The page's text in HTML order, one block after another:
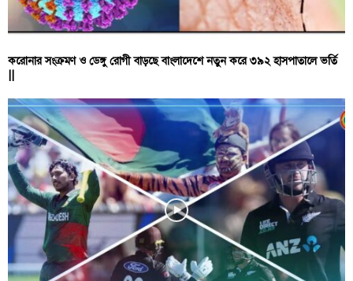
করোনার সংক্রমণ ও ডেঙ্গু রোগী বাড়ছে বাংলাদেশে নতুন করে ৩৯২ হাসপাতালে ভর্তি